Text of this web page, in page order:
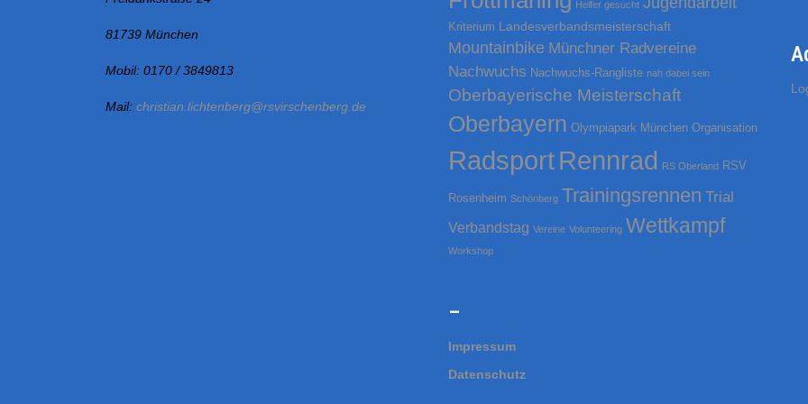
o
n
81739 München
Mobil: 0170 / 3849813
Mail: christian.lichtenberg@rsvirschenberg.de
Helfer gesucht
Kriterium Landesverbandsmeisterschaft
Mountainbike Münchner Radvereine
Nachwuchs Nachwuchs-Rangliste nah dabei sein
Oberbayerische Meisterschaft
Oberbayern Olympiapark München Organisation
RadsportRennrad RS Oberland RSV
Rosenheim Schönberg Trainingsrennen Trial
Verbandstag Vereine Volunteering Wettkampf
Workshop
–
Impressum
Datenschutz